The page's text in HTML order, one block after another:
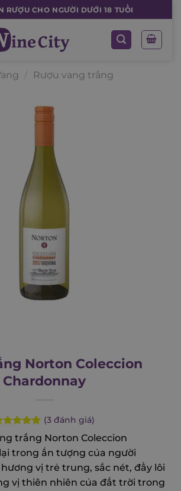
RƯỢU CHO NGƯỜI DƯỚI 18 TUỔI
/ Rượu vang trắng
Norton Coleccion
Chardonnay
5.00
of 5
on
(3đánh giá)
trắng Norton Coleccion
trong ấn tượng của người
vị trẻ trung, sắc nét, đầy lôi
vị thiên nhiên của đất trời trong